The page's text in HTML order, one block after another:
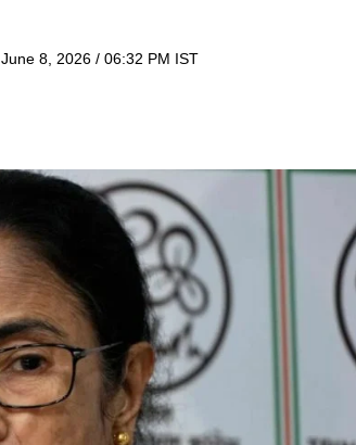
June 8, 2026 / 06:32 PM IST